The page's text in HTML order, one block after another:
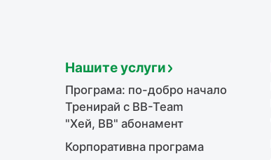
Нашите услуги
Програма: по-добро начало
Тренирай с BB-Team
"Хей, ВВ" абонамент
Корпоративна програма